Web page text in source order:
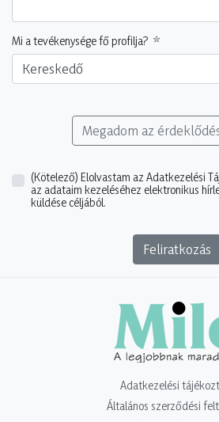
Mi a tevékenysége fő profilja?
Kereskedő
Megadom az
(Kötelező) Elolvastam az Adatkezelési
az adataim kezeléséhez elektronikus
küldése céljából.
Feliratkozás
Adatkezelési
Általános szerződési